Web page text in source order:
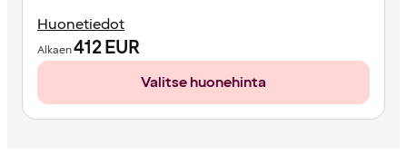
Huonetiedot
Alkaen412EUR
Valitse huonehinta